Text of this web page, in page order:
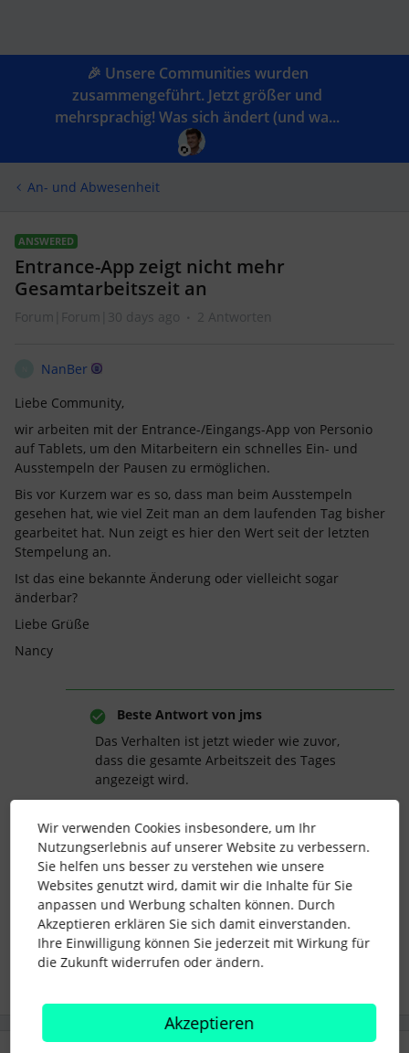
🎉 Unsere Communities wurden
zusammengeführt. Jetzt größer und
mehrsprachig! Was sich ändert (und wa...
An- und Abwesenheit
ANSWERED
Entrance-App zeigt nicht mehr
Gesamtarbeitszeit an
Forum|Forum|30 days ago 2 Antworten
NanBer
Liebe Community,
wir arbeiten mit der Entrance-/Eingangs-App von Personio
auf Tablets, um den Mitarbeitern ein schnelles Ein- und
Ausstempeln der Pausen zu ermöglichen.
Bis vor Kurzem war es so, dass man beim Ausstempeln
gesehen hat, wie viel Zeit man an dem laufenden Tag bisher
gearbeitet hat. Nun zeigt es hier den Wert seit der letzten
Stempelung an.
Ist das eine bekannte Änderung oder vielleicht sogar
änderbar?
Liebe Grüße
Nancy
Beste Antwort von jms
Das Verhalten ist jetzt wieder wie zuvor,
dass die gesamte Arbeitszeit des Tages
angezeigt wird.
Nancy
Zeiterfassung Time Tracking Entrance App
1 Personen gefällt dies
Wir verwenden Cookies insbesondere, um Ihr
Nutzungserlebnis auf unserer Website zu verbessern.
Sie helfen uns besser zu verstehen wie unsere
Websites genutzt wird, damit wir die Inhalte für Sie
anpassen und Werbung schalten können. Durch
Akzeptieren erklären Sie sich damit einverstanden.
Ihre Einwilligung können Sie jederzeit mit Wirkung für
die Zukunft widerrufen oder ändern.
Akzeptieren